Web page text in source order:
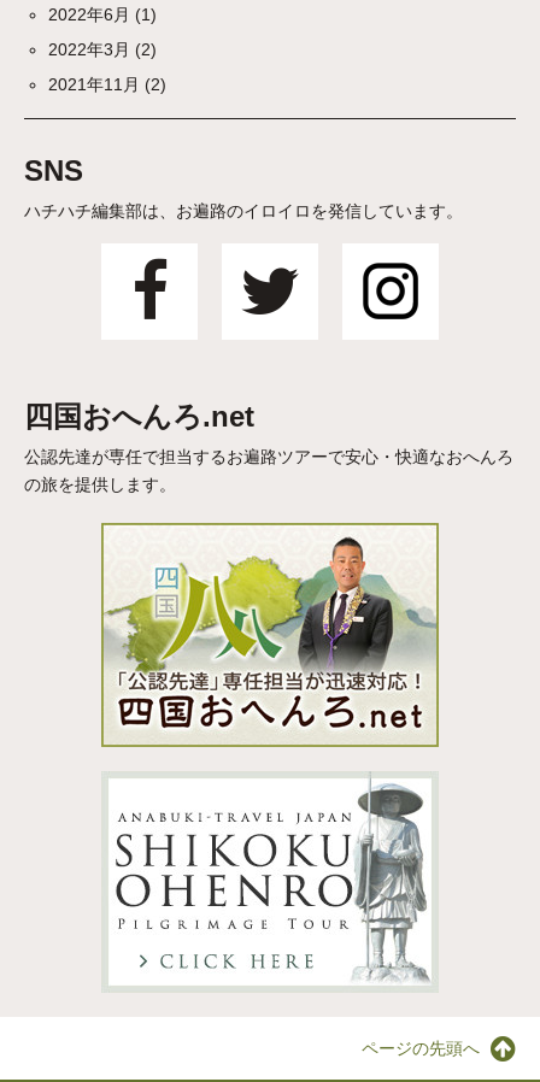
2022年6月 (1)
2022年3月 (2)
2021年11月 (2)
SNS
ハチハチ編集部は、お遍路のイロイロを発信しています。
四国おへんろ.net
公認先達が専任で担当するお遍路ツアーで安心・快適なおへんろ
の旅を提供します。
ページの先頭へ